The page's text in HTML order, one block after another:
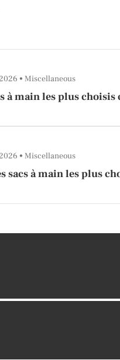
à main les plus choisis
Miscellaneous
sacs à main les plus
Miscellaneous